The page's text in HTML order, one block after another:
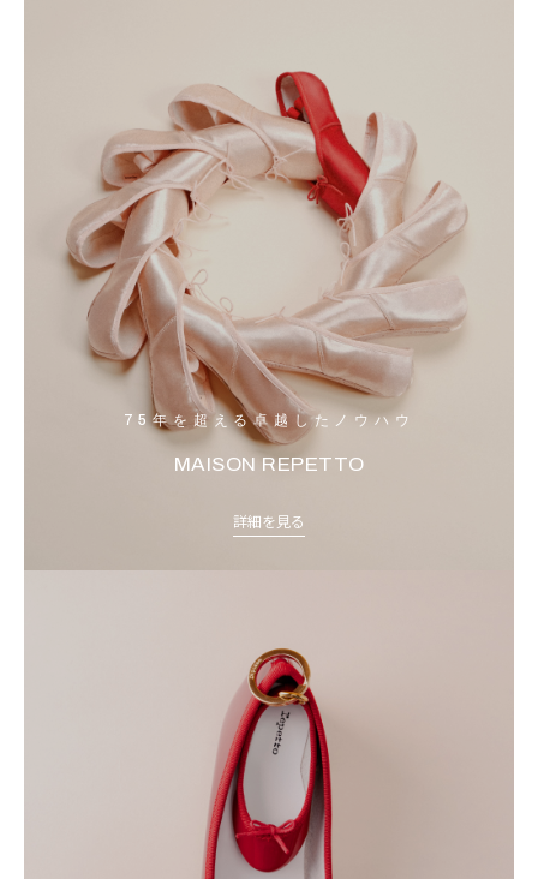
75年を超える卓越したノウハウ
MAISON REPETTO
詳細を見る